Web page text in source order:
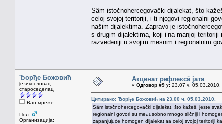
Sâm istočnohercegovački dijalekat, što
celoj svojoj teritoriji, i ti njegovi regionalni
našim dijalektima. Zapravo je
s drugim dijalektima, koji i na manjoj
razvedeniji u svojim mesnim i regionalnim
Ђорђе Божовић
језикословац
староседелац
Ван мреже
Пол:
Организација:
Акценат рефлексâ јата
« Одговор #9 у: 23.07 ч. 05.03.2010.
Цитирано: Ђорђе Божовић на 23.00 ч. 05.03.2010.
Sâm istočnohercegovački dijalekat, što kažeš, jeste
regionalni govori su međusobno mnogo sličniji i
zapanjujuće homogen dijalekat na celoj svojoj teritoriji